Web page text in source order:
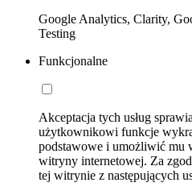
Google Analytics, Clarity,
Testing
Funkcjonalne
Akceptacja tych usług
użytkownikowi funkcje
podstawowe i umożliwić mu
witryny internetowej. Za
tej witrynie z następujących